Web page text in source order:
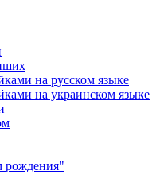
на русском языке
на украинском языке
рождения"